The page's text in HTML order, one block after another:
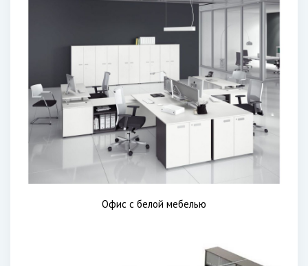
Офис с белой мебелью